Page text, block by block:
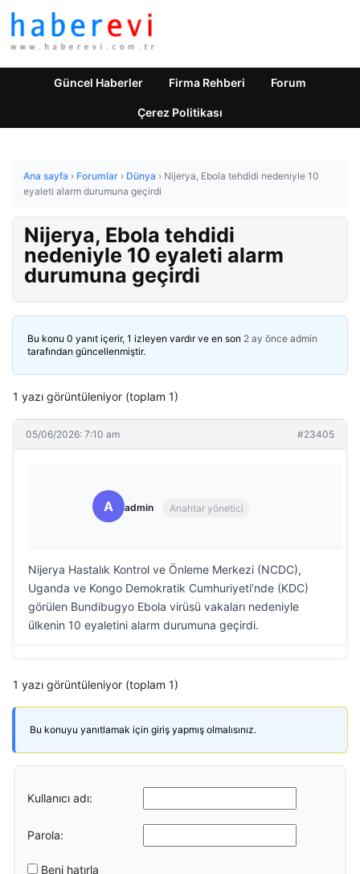
Güncel Haberler Firma Rehberi Forum
Çerez Politikası
Ana sayfa › Forumlar › Dünya › Nijerya, Ebola tehdidi nedeniyle 10
eyaleti alarm durumuna geçirdi
Nijerya, Ebola tehdidi
nedeniyle 10 eyaleti alarm
durumuna geçirdi
Bu konu 0 yanıt içerir, 1 izleyen vardır ve en son 2 ay önce admin
tarafından güncellenmiştir.
1 yazı görüntüleniyor (toplam 1)
05/06/2026: 7:10 am #23405
A admin Anahtar yönetici
Nijerya Hastalık Kontrol ve Önleme Merkezi (NCDC),
Uganda ve Kongo Demokratik Cumhuriyeti’nde (KDC)
görülen Bundibugyo Ebola virüsü vakaları nedeniyle
ülkenin 10 eyaletini alarm durumuna geçirdi.
1 yazı görüntüleniyor (toplam 1)
Bu konuyu yanıtlamak için giriş yapmış olmalısınız.
Kullanıcı adı:
Parola:
Beni hatırla